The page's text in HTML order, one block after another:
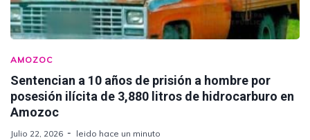
AMOZOC
Sentencian a 10 años de prisión a hombre por
posesión ilícita de 3,880 litros de hidrocarburo en
Amozoc
Julio 22, 2026 leido hace un minuto